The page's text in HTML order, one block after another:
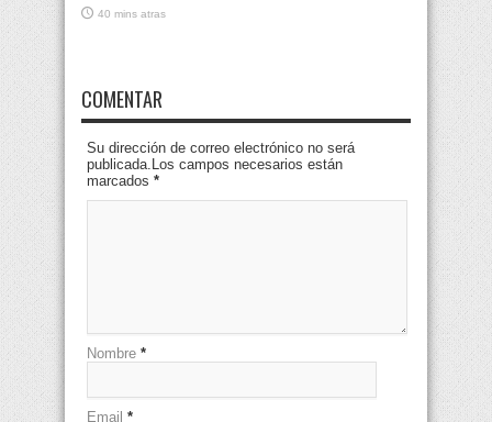
40 mins atras
COMENTAR
Su dirección de correo electrónico no será
publicada.Los campos necesarios están
marcados *
Nombre *
Email *